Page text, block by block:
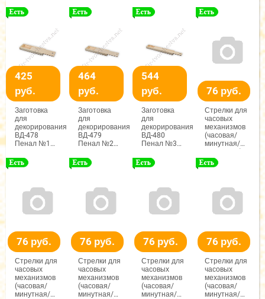
425
руб.
Заготовка
для
декорирования
ВД-478
Пенал №1
24x7.5x2.4
см, Mr.
464
руб.
Заготовка
для
декорирования
ВД-479
Пенал №2
см, Mr.
Carving
544
руб.
Заготовка
для
декорирования
ВД-480
Пенал №3
35x10x3 см,
Mr. Carving
76 руб.
Стрелки для
часовых
механизмов
(часовая/
минутная/
(ЧМС),
65/95/92мм,
Гамма
76 руб.
Стрелки для
часовых
механизмов
(часовая/
минутная/
76 руб.
Стрелки для
часовых
механизмов
(часовая/
минутная/
76 руб.
Стрелки для
часовых
механизмов
(часовая/
минутная/
76 руб.
Стрелки для
часовых
механизмов
(часовая/
минутная/